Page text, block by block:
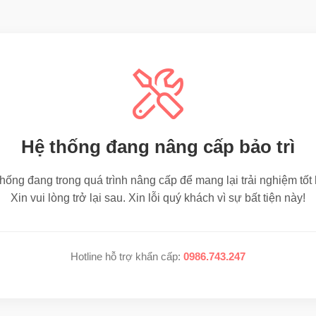
Hệ thống đang nâng cấp bảo trì
đang trong quá trình nâng cấp để mang lại trải nghiệm tốt
Xin vui lòng trở lại sau. Xin lỗi quý khách vì sự bất tiện này!
Hotline hỗ trợ khẩn cấp: 0986.743.247